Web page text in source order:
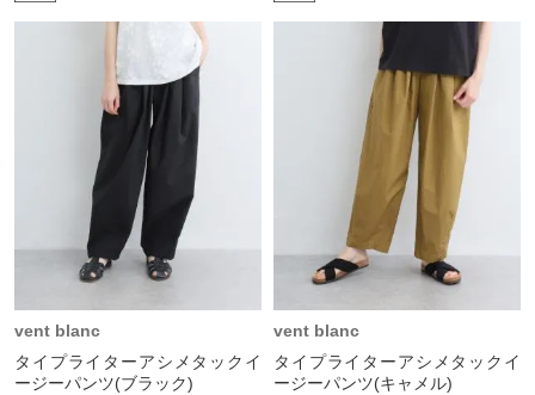
vent blanc
タイプライターアシメタックイ
ージーパンツ(ブラック)
vent blanc
タイプライターアシメタックイ
ージーパンツ(キャメル)